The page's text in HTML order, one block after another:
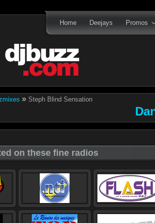
Home Deejays Promos
» Steph Blind Sensation
on these fine radios